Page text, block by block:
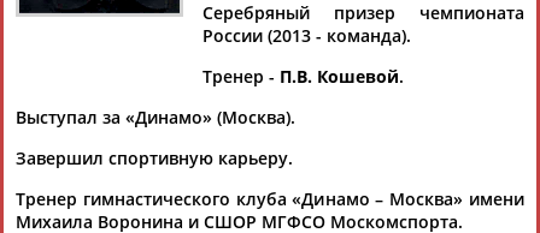
Ваш запрос: "Вячеслав ВЕСЕЛОВ"
Документы 1-8 из 8 найденных уникальных документов
Казанское "Динамо" обыграло "Мурман" в матче
чемпионата России по хоккею с мячом
(11),ВячеславТугарин (32) и Игорь Котляренко (73). ...
...Анисимов (7, 39, 46-я минуты), Антон Бубнов (47), Алексей
Серебряный призер чемпионата
России (2013 - команда).
Тренер - П.В. Кошевой.
Выступал за «Динамо» (Москва).
Завершил спортивную карьеру.
Тренер гимнастического клуба «Динамо – Москва» имени
Михаила Воронина и СШОР МГФСО Москомспорта.